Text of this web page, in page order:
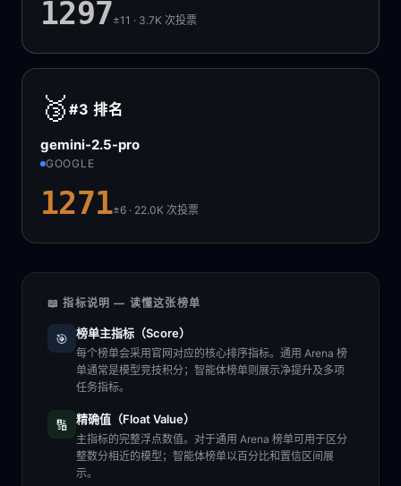
1297±11 · 3.7K次投票
🥉 #3排名
gemini-2.5-pro
GOOGLE
1271±6 · 22.0K次投票
📖 指标说明 — 读懂这张榜单
🎯 榜单主指标（Score）
每个榜单会采用官网对应的核心排序指标。通用 Arena 榜
单通常是模型竞技积分；智能体榜单则展示净提升及多项
任务指标。
🔢 精确值（Float Value）
主指标的完整浮点数值。对于通用 Arena 榜单可用于区分
整数分相近的模型；智能体榜单以百分比和置信区间展
示。